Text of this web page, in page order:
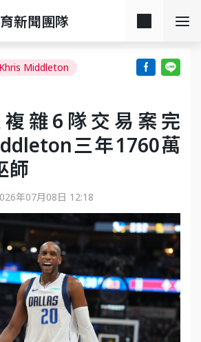
新聞團隊
Khris Middleton
複雜6隊交易案完
三年1760萬
師
年07月08日 12:18